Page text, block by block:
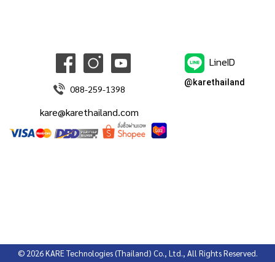
088-259-1398
kare@karethailand.com
LineID
@karethailand
© 2026KARE Technologies (Thailand) Co., Ltd., All Rights Reserved.